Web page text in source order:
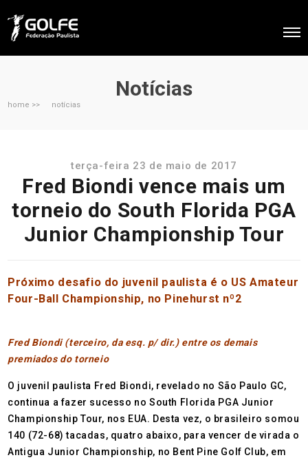
Notícias
home >> notícias
terça-feira 23 de maio de 2017
Fred Biondi vence mais um
torneio do South Florida PGA
Junior Championship Tour
Próximo desafio do juvenil paulista é o US Amateur
Four-Ball Championship, no Pinehurst nº2
Fred Biondi (terceiro, da esq. p/ dir.) entre os demais
premiados do torneio
O juvenil paulista Fred Biondi, revelado no São Paulo GC,
continua a fazer sucesso no South Florida PGA Junior
Championship Tour, nos EUA. Desta vez, o brasileiro somou
140 (72-68) tacadas, quatro abaixo, para vencer de virada o
Antigua Junior Championship, no Bent Pine Golf Club, em